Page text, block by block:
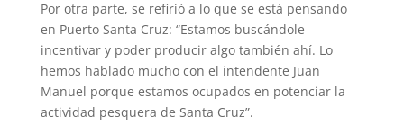
Por otra parte, se refirió a lo que se está pensando
en Puerto Santa Cruz: “Estamos buscándole
incentivar y poder producir algo también ahí. Lo
hemos hablado mucho con el intendente Juan
Manuel porque estamos ocupados en potenciar la
actividad pesquera de Santa Cruz”.